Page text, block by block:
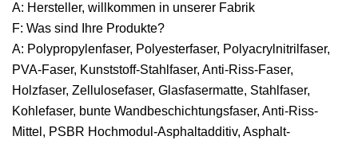
A: Hersteller, willkommen in unserer Fabrik
F: Was sind Ihre Produkte?
A: Polypropylenfaser, Polyesterfaser, Polyacrylnitrilfaser,
PVA-Faser, Kunststoff-Stahlfaser, Anti-Riss-Faser,
Holzfaser, Zellulosefaser, Glasfasermatte, Stahlfaser,
Kohlefaser, bunte Wandbeschichtungsfaser, Anti-Riss-
Mittel, PSBR Hochmodul-Asphaltadditiv, Asphalt-